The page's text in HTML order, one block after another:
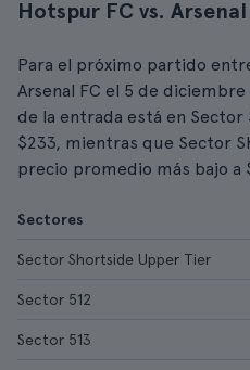
Hotspur FC vs. Arsenal
Para el próximo partido
Arsenal FC el 5 de
de la entrada está en
$233, mientras que Sector
precio promedio más bajo a
Sectores
Sector Shortside Upper Tier
Sector 512
Sector 513